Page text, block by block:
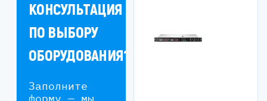
КОНСУЛЬТАЦИЯ
ПО ВЫБОРУ
ОБОРУДОВАНИЯ?
Заполните